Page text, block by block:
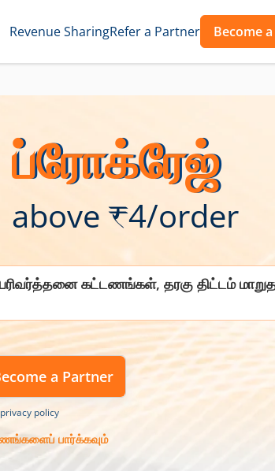
Revenue SharingRefer a Partner Become
ப்ரோக்ரேஜ்
above ₹4/order
கட்டணங்கள், தரகு திட்டம்
policy
பார்க்கவும்